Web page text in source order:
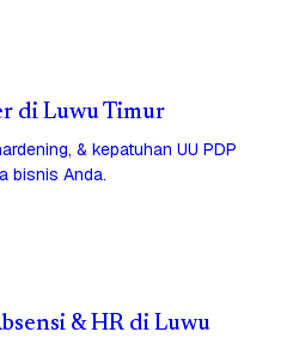
di Luwu Timur
& kepatuhan UU PDP
bisnis Anda.
& HR di Luwu